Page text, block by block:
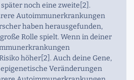
noch eine zweite[2].
Autoimmunerkrankungen
haben herausgefunden,
Rolle spielt. Wenn in deiner
höher[2]. Auch deine Gene,
Veränderungen